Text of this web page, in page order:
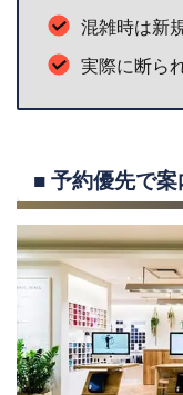
混雑時は新
実際に断ら
■ 予約優先で案